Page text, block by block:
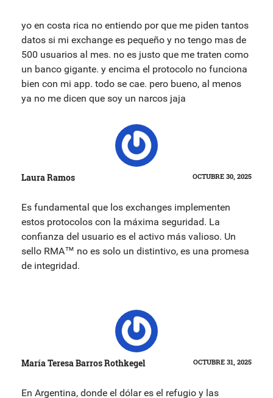
yo en costa rica no entiendo por que me piden tantos
datos si mi exchange es pequeño y no tengo mas de
500 usuarios al mes. no es justo que me traten como
un banco gigante. y encima el protocolo no funciona
bien con mi app. todo se cae. pero bueno, al menos
ya no me dicen que soy un narcos jaja
Laura Ramos OCTUBRE 30, 2025
Es fundamental que los exchanges implementen
estos protocolos con la máxima seguridad. La
confianza del usuario es el activo más valioso. Un
sello RMA™ no es solo un distintivo, es una promesa
de integridad.
María Teresa Barros Rothkegel OCTUBRE 31, 2025
En Argentina, donde el dólar es el refugio y las